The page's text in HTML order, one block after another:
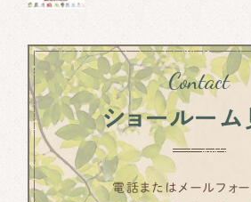
Contact
ショールー
電話またはメールフォー